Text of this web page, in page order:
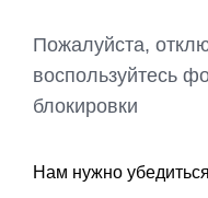
Пожалуйста,
воспользуйтесь
блокировки
Нам нужно